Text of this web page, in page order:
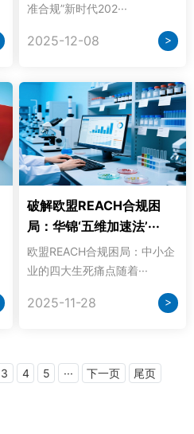
准合规”新时代202···
2025-12-08 >
破解欧盟REACH合规困
局：华锦‘五维加速法’···
欧盟REACH合规困局：中小企
业的四大生死痛点随着···
2025-11-28 >
3 4 5 ··· 下一页 尾页